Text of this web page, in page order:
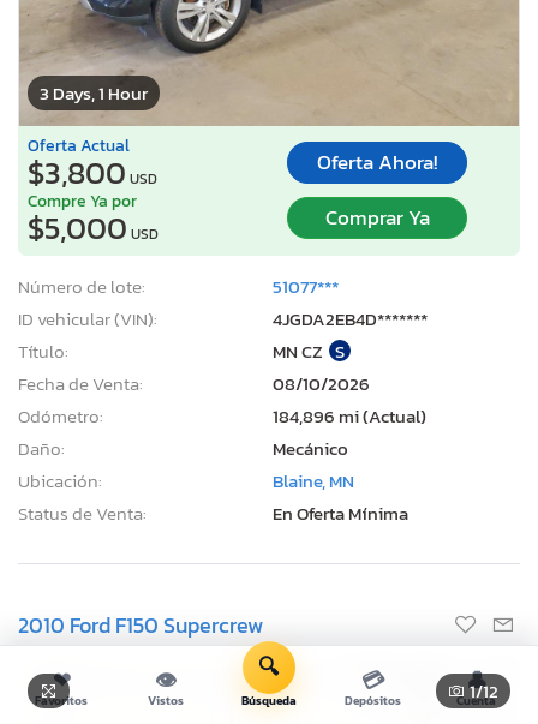
3 Days, 1 Hour
Oferta Actual
$3,800 USD
Oferta Ahora!
Compre Ya por
$5,000 USD
Comprar Ya
Número de lote:
51077***
ID vehicular (VIN):
4JGDA2EB4D*******
Título:
MN CZ S
Fecha de Venta:
08/10/2026
Odómetro:
184,896 mi (Actual)
Daño:
Mecánico
Ubicación:
Blaine, MN
Status de Venta:
En Oferta Mínima
2010 Ford F150 Supercrew
1/12
❤
Favoritos
👁
Vistos
🔍
Búsqueda
💳
Depósitos
👤
Cuenta